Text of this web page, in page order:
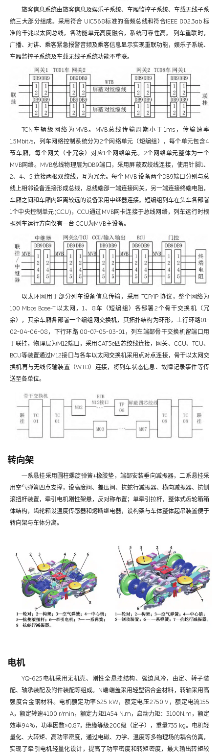
旅客信息系统由旅客信息及娱乐子系统、车厢监控子系统、车载无线子系
统三大部分组成。采用符合 UIC568标准的音频总线和符合IEEE 802.3ab 标
准的千兆以太网总线，各功能单元高度融合，系统可靠性高。 列车重联时，
广播、对讲、乘客紧急报警音频及乘客信息显示实现重联功能，娱乐子系统、
车厢监控子系统及车载无线子系统功能不重联。
TCN车辆级网络为MVB。MVB总线传输周期小于1ms，传输速率
1.5Mbit/s，列车网络控制系统分为2个网络单元（短编组），每个单元包含4
节车厢，每个网关（非冗余）对应1个网络单元。2个网络单元整体为一个
MVB网络。MVB总线物理层为DB9端口，采用屏蔽双绞线连接，使用针脚1、
2、4、5 连接两根双绞线，互为冗余。每个 MVB 设备两个DB9端口分别与总
线上相邻设备连接形成总线，总线端部一端连接网关，另一端连接终端电阻，
车厢之间和车厢内距离较远的设备采用中继器连接。短编组列车在头车各部署
1个中央控制单元(CCU)，CCU通过MVB网卡连接于总线网络，列车运行时根
据列车运行方向仅有一台 CCU为MVB主设备。
以太环网用于部分列车设备信息传输，采用 TCP/IP 协议，整个网络为
100 Mbps Base-T以太网，1、8车（短编组）各部署2个骨干交换机（冗
余），其余车厢各部署一个编组网交换机，其拓扑结构为环形，上行环路01-
02-04-06-08，下行环路 08-07-05-03-01，列车端部骨干交换机留端口用
于联挂，物理层为M12端口，采用CAT5e四芯绞线连接，网关、CCU、TCU、
BCU等装置通过M12接口与各车以太网交换机采用点对点连接，骨干以太网交
换机再与无线传输装置（WTD）连接，将列车状态信息、故障记录事件等传
送至各单位。
转向架
一系悬挂采用圆柱螺旋弹簧+橡胶垫，端部安装垂向减振器，二系悬挂采
用空气弹簧四点支撑，设高度阀、差压阀、抗蛇行减振器、横向减振器、抗侧
滚扭杆装置，牵引电机刚性架悬，反对称布置；单牵引拉杆，整体式齿轮箱箱
体结构，齿轮箱设温度传感器和熔断继电器，设构架与车体整体起吊装置便于
转向架与车体分离。
电机
YQ-625电机采用无机壳、刚性全悬挂结构、强迫风冷，由定、转子装
配、轴承装配及附件装配等组成。N端端盖采用轻型铝合金材料，转轴采用高
强度合金钢材料。电机额定功率625 kW，额定电压2750 V，额定电流155
A，额定转速4100 r/min，额定力矩1454 N.m，启动力矩：3100N.m，额定
效率94%，功率因数≥0.87，绝缘等级200级（定子），重量735 kg。电机轻
量化、大转矩、高功率密度，通过电磁、力学、温度等多物理场的耦合仿真，
实现了牵引电机轻量化设计，提高了功率密度和转矩密度，最大输出转矩较